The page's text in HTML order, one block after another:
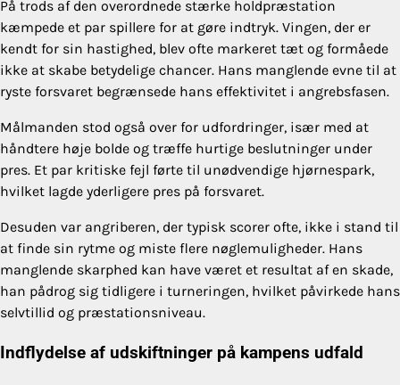
På trods af den overordnede stærke holdpræstation
kæmpede et par spillere for at gøre indtryk. Vingen, der er
kendt for sin hastighed, blev ofte markeret tæt og formåede
ikke at skabe betydelige chancer. Hans manglende evne til at
ryste forsvaret begrænsede hans effektivitet i angrebsfasen.
Målmanden stod også over for udfordringer, især med at
håndtere høje bolde og træffe hurtige beslutninger under
pres. Et par kritiske fejl førte til unødvendige hjørnespark,
hvilket lagde yderligere pres på forsvaret.
Desuden var angriberen, der typisk scorer ofte, ikke i stand til
at finde sin rytme og miste flere nøglemuligheder. Hans
manglende skarphed kan have været et resultat af en skade,
han pådrog sig tidligere i turneringen, hvilket påvirkede hans
selvtillid og præstationsniveau.
Indflydelse af udskiftninger på kampens udfald